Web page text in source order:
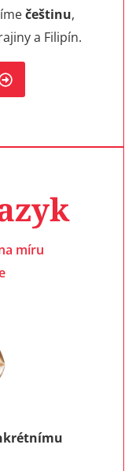
češtinu,
a Filipín.
míru